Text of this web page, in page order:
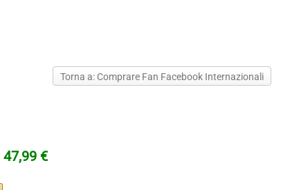
Torna a: Comprare Fan Facebook Internazionali
47,99 €